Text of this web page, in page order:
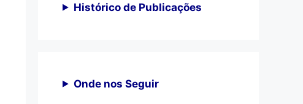
Histórico de Publicações
Onde nos Seguir